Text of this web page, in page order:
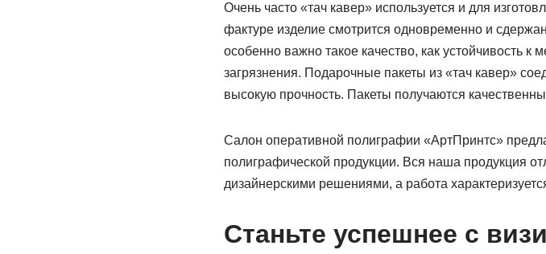
Очень часто «тач кавер» используется и для
фактуре изделие смотрится одновременно и
особенно важно такое качество, как устойчивость
загрязнения. Подарочные пакеты из «тач кавер»
высокую прочность. Пакеты получаются
Салон оперативной полиграфии «АртПринтс»
полиграфической продукции. Вся наша продукция
дизайнерскими решениями, а работа
Станьте успешнее с